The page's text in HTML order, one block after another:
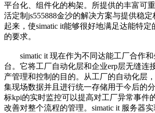
平台化、组件化的构架。所提供的丰富可
活定制js555888金沙的解决方案与提供稳
起来，使simatic it能够很好地满足达能特
的要求。
simatic it 现在作为不同达能工厂合作和
台。它将工厂自动化层和企业erp层无缝连
产管理和控制的目的。从工厂的自动化层
集现场数据并且进行统一存储用于今后的
标kpi的实时监控可以提高对工厂异常事件
改善对整个流程的管理。simatic it 服务器